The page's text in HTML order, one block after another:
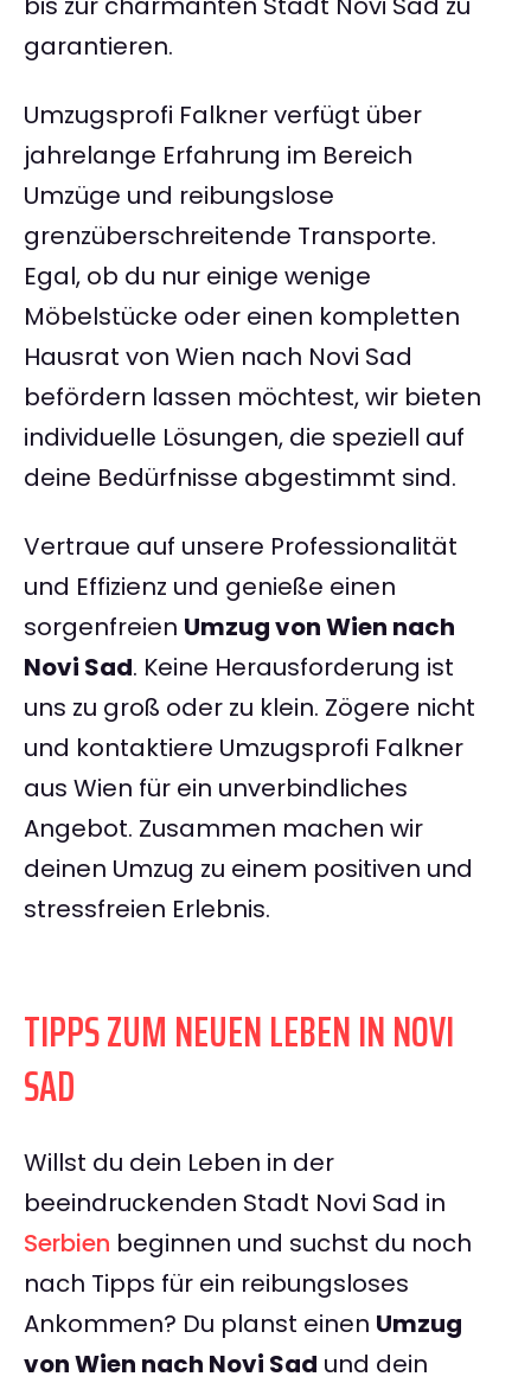
garantieren.
Umzugsprofi Falkner verfügt über
jahrelange Erfahrung im Bereich
Umzüge und reibungslose
grenzüberschreitende Transporte.
Egal, ob du nur einige wenige
Möbelstücke oder einen kompletten
Hausrat von Wien nach Novi Sad
befördern lassen möchtest, wir bieten
individuelle Lösungen, die speziell auf
deine Bedürfnisse abgestimmt sind.
Vertraue auf unsere Professionalität
und Effizienz und genieße einen
sorgenfreien Umzug von Wien nach
Novi Sad. Keine Herausforderung ist
uns zu groß oder zu klein. Zögere nicht
und kontaktiere Umzugsprofi Falkner
aus Wien für ein unverbindliches
Angebot. Zusammen machen wir
deinen Umzug zu einem positiven und
stressfreien Erlebnis.
TIPPS ZUM NEUEN LEBEN IN NOVI
SAD
Willst du dein Leben in der
beeindruckenden Stadt Novi Sad in
Serbien beginnen und suchst du noch
nach Tipps für ein reibungsloses
Ankommen? Du planst einen Umzug
von Wien nach Novi Sad und dein